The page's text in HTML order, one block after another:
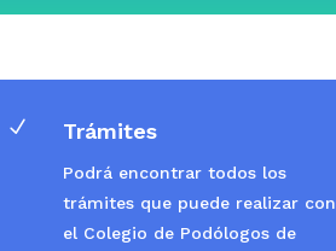
N Trámites
Podrá encontrar todos los
trámites que puede realizar con
el Colegio de Podólogos de